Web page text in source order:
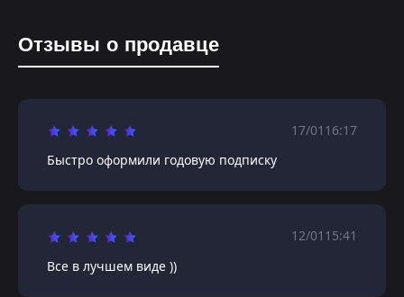
Отзывы о продавце
17/01 16:17
Быстро оформили годовую подписку
12/01 15:41
Все в лучшем виде ))